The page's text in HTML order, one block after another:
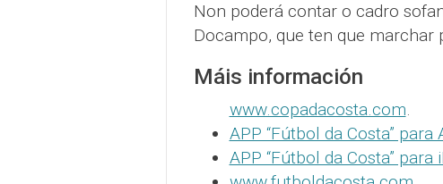
Non poderá contar o cadro
Docampo, que ten que marchar
Máis información
www.copadacosta.com.
APP “Fútbol da Costa” para
APP “Fútbol da Costa” para